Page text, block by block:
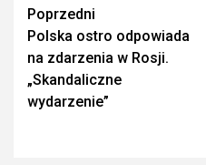
Zobacz
wpisy
Poprzedni
Polska ostro odpowiada
na zdarzenia w Rosji.
„Skandaliczne
wydarzenie”